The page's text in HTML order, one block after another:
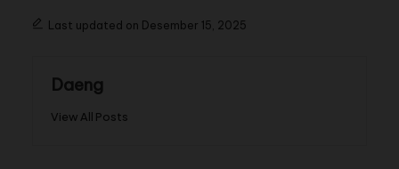
Last updated on Desember 15, 2025
Daeng
View All Posts